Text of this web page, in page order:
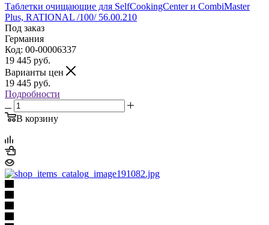
Таблетки очищающие для SelfCookingCenter и CombiMaster
Plus, RATIONAL /100/ 56.00.210
Под заказ
Германия
Код: 00-00006337
19 445 руб.
Варианты цен
19 445 руб.
Подробности
В корзину